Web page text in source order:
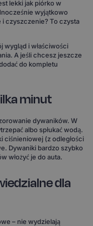
lekki jak piórko w
wyjątkowo
i czyszczenie? To czysta
wygląd i właściwości
A jeśli chcesz jeszcze
do kompletu
minut
dywaników. W
albo spłukać wodą.
ciśnieniowej (z odległości
Dywaniki bardzo szybko
włożyć je do auta.
dla
– nie wydzielają